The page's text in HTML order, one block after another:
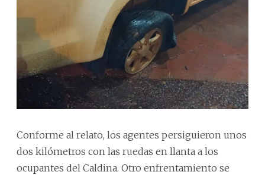
Conforme al relato, los agentes persiguieron unos
dos kilómetros con las ruedas en llanta a los
ocupantes del Caldina. Otro enfrentamiento se